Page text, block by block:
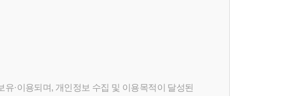
·이용되며, 개인정보 수집 및 이용목적이 달성된